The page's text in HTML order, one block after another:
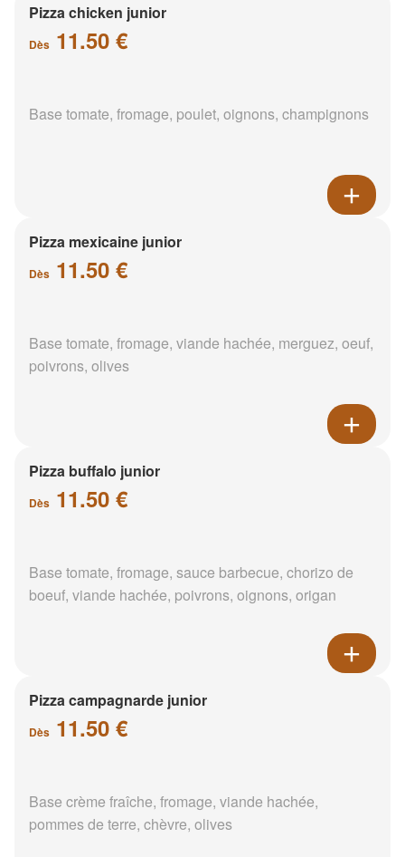
Pizza chicken junior
Dès 11.50 €
Base tomate, fromage, poulet, oignons, champignons
Pizza mexicaine junior
Dès 11.50 €
Base tomate, fromage, viande hachée, merguez, oeuf,
poivrons, olives
Pizza buffalo junior
Dès 11.50 €
Base tomate, fromage, sauce barbecue, chorizo de
boeuf, viande hachée, poivrons, oignons, origan
Pizza campagnarde junior
Dès 11.50 €
Base crème fraîche, fromage, viande hachée,
pommes de terre, chèvre, olives